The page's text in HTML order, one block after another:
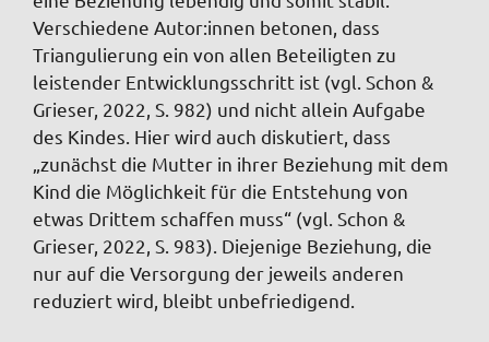
Verschiedene Autor:innen betonen, dass
Triangulierung ein von allen Beteiligten zu
leistender Entwicklungsschritt ist (vgl. Schon &
Grieser, 2022, S. 982) und nicht allein Aufgabe
des Kindes. Hier wird auch diskutiert, dass
„zunächst die Mutter in ihrer Beziehung mit dem
Kind die Möglichkeit für die Entstehung von
etwas Drittem schaffen muss“ (vgl. Schon &
Grieser, 2022, S. 983). Diejenige Beziehung, die
nur auf die Versorgung der jeweils anderen
reduziert wird, bleibt unbefriedigend.